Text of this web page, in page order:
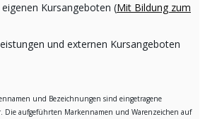
Kursangeboten (Mit Bildung zum
und externen Kursangeboten
und Bezeichnungen sind eingetragene
Die aufgeführten Markennamen und Warenzeichen auf